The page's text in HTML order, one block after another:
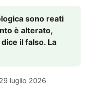
sono reati
è alterato,
il falso. La
29 luglio 2026